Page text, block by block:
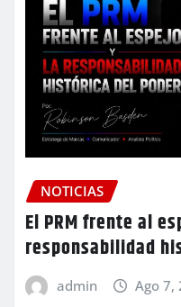
NOTICIAS
El PRM frente al
responsabilidad
admin Ago 7,